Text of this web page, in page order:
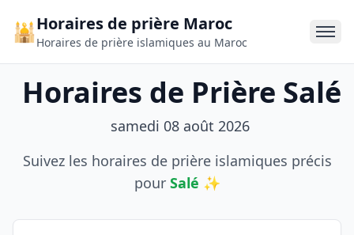
🕌Horaires de prière Maroc
Horaires de prière islamiques au Maroc
Horaires de Prière Salé
samedi 08 août 2026
Suivez les horaires de prière islamiques précis
pour Salé ✨
Consultez les horaires officiels de prière pour la ville de